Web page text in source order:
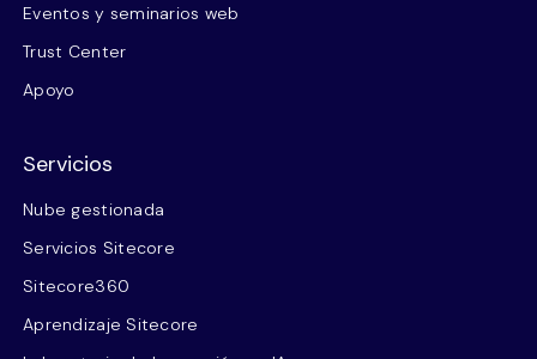
Eventos y seminarios web
Trust Center
Apoyo
Servicios
Nube gestionada
Servicios Sitecore
Sitecore360
Aprendizaje Sitecore